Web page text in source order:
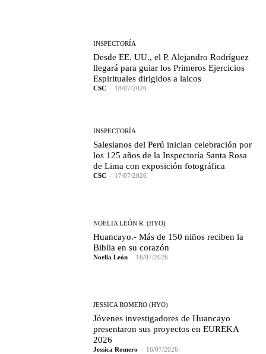
INSPECTORÍA
Desde EE. UU., el P. Alejandro Rodríguez
llegará para guiar los Primeros Ejercicios
Espirituales dirigidos a laicos
CSC - 18/07/2026
INSPECTORÍA
Salesianos del Perú inician celebración por
los 125 años de la Inspectoría Santa Rosa
de Lima con exposición fotográfica
CSC - 17/07/2026
NOELIA LEÓN R. (HYO)
Huancayo.- Más de 150 niños reciben la
Biblia en su corazón
Noelia León - 16/07/2026
JESSICA ROMERO (HYO)
Jóvenes investigadores de Huancayo
presentaron sus proyectos en EUREKA
2026
Jessica Romero - 16/07/2026